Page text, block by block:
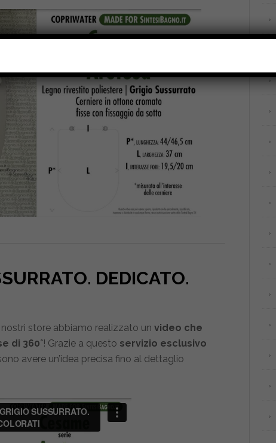
DEDICATO.
store abbiamo realizzato un video che
di 360°! Grazie a questo servizio esclusivo
avere un’idea precisa fino al dettaglio